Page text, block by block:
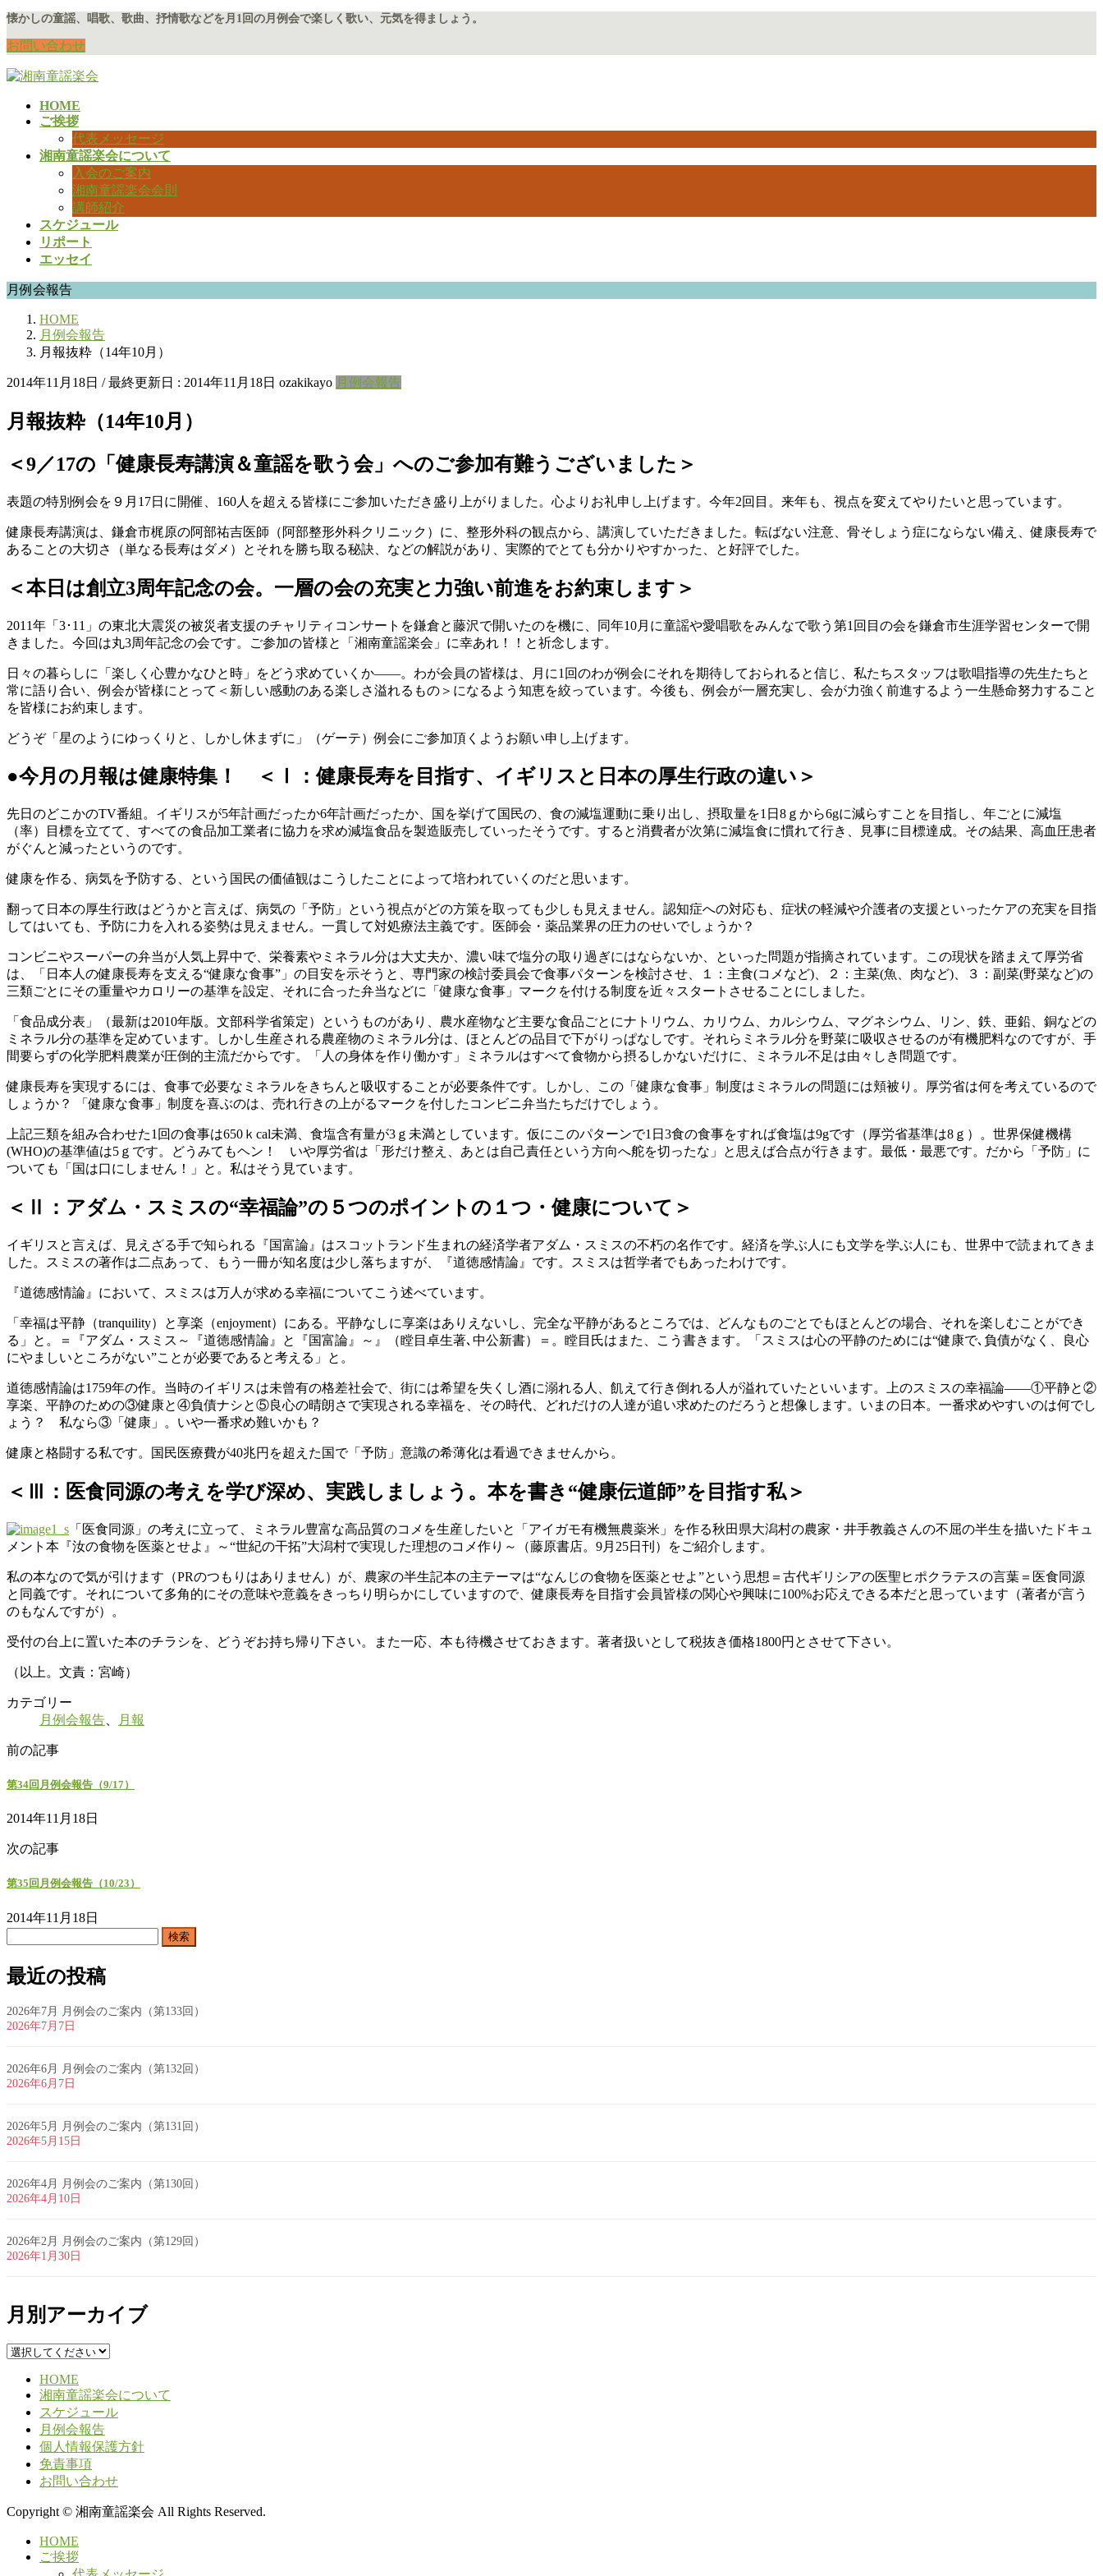
コ
ン
テ
ン
ナ
ビ
ゲ
ー
懐かしの童謡、唱歌、歌曲、抒情歌などを月1回の月例会で楽しく歌い、元気を得ましょう。
お問い合わせ
HOME
ご挨拶
代表メッセージ
湘南童謡楽会について
入会のご案内
湘南童謡楽会会則
講師紹介
スケジュール
リポート
エッセイ
月例会報告
HOME
月例会報告
月報抜粋（14年10月）
2014年11月18日 / 最終更新日 : 2014年11月18日 ozakikayo 月例会報告
月報抜粋（14年10月）
＜9／17の「健康長寿講演＆童謡を歌う会」へのご参加有難うございました＞
表題の特別例会を９月17日に開催、160人を超える皆様にご参加いただき盛り上がりました。心よりお礼申し上げます。今年2回目。来年も、視点を変えてやりたいと思っています。
健康長寿講演は、鎌倉市梶原の阿部祐吉医師（阿部整形外科クリニック）に、整形外科の観点から、講演していただきました。転ばない注意、骨そしょう症にならない備え、健康長寿で
あることの大切さ（単なる長寿はダメ）とそれを勝ち取る秘訣、などの解説があり、実際的でとても分かりやすかった、と好評でした。
＜本日は創立3周年記念の会。一層の会の充実と力強い前進をお約束します＞
2011年「3･11」の東北大震災の被災者支援のチャリティコンサートを鎌倉と藤沢で開いたのを機に、同年10月に童謡や愛唱歌をみんなで歌う第1回目の会を鎌倉市生涯学習センターで開
きました。今回は丸3周年記念の会です。ご参加の皆様と「湘南童謡楽会」に幸あれ！！と祈念します。
日々の暮らしに「楽しく心豊かなひと時」をどう求めていくか――。わが会員の皆様は、月に1回のわが例会にそれを期待しておられると信じ、私たちスタッフは歌唱指導の先生たちと
常に語り合い、例会が皆様にとって＜新しい感動のある楽しさ溢れるもの＞になるよう知恵を絞っています。今後も、例会が一層充実し、会が力強く前進するよう一生懸命努力すること
を皆様にお約束します。
どうぞ「星のようにゆっくりと、しかし休まずに」（ゲーテ）例会にご参加頂くようお願い申し上げます。
●今月の月報は健康特集！ ＜Ⅰ：健康長寿を目指す、イギリスと日本の厚生行政の違い＞
先日のどこかのTV番組。イギリスが5年計画だったか6年計画だったか、国を挙げて国民の、食の減塩運動に乗り出し、摂取量を1日8ｇから6gに減らすことを目指し、年ごとに減塩
（率）目標を立てて、すべての食品加工業者に協力を求め減塩食品を製造販売していったそうです。すると消費者が次第に減塩食に慣れて行き、見事に目標達成。その結果、高血圧患者
がぐんと減ったというのです。
健康を作る、病気を予防する、という国民の価値観はこうしたことによって培われていくのだと思います。
翻って日本の厚生行政はどうかと言えば、病気の「予防」という視点がどの方策を取っても少しも見えません。認知症への対応も、症状の軽減や介護者の支援といったケアの充実を目指
してはいても、予防に力を入れる姿勢は見えません。一貫して対処療法主義です。医師会・薬品業界の圧力のせいでしょうか？
コンビニやスーパーの弁当が人気上昇中で、栄養素やミネラル分は大丈夫か、濃い味で塩分の取り過ぎにはならないか、といった問題が指摘されています。この現状を踏まえて厚労省
は、「日本人の健康長寿を支える“健康な食事”」の目安を示そうと、専門家の検討委員会で食事パターンを検討させ、１：主食(コメなど)、２：主菜(魚、肉など)、３：副菜(野菜など)の
三類ごとにその重量やカロリーの基準を設定、それに合った弁当などに「健康な食事」マークを付ける制度を近々スタートさせることにしました。
「食品成分表」（最新は2010年版。文部科学省策定）というものがあり、農水産物など主要な食品ごとにナトリウム、カリウム、カルシウム、マグネシウム、リン、鉄、亜鉛、銅などの
ミネラル分の基準を定めています。しかし生産される農産物のミネラル分は、ほとんどの品目で下がりっぱなしです。それらミネラル分を野菜に吸収させるのが有機肥料なのですが、手
間要らずの化学肥料農業が圧倒的主流だからです。「人の身体を作り働かす」ミネラルはすべて食物から摂るしかないだけに、ミネラル不足は由々しき問題です。
健康長寿を実現するには、食事で必要なミネラルをきちんと吸収することが必要条件です。しかし、この「健康な食事」制度はミネラルの問題には頬被り。厚労省は何を考えているので
しょうか？ 「健康な食事」制度を喜ぶのは、売れ行きの上がるマークを付したコンビニ弁当たちだけでしょう。
上記三類を組み合わせた1回の食事は650ｋcal未満、食塩含有量が3ｇ未満としています。仮にこのパターンで1日3食の食事をすれば食塩は9gです（厚労省基準は8ｇ）。世界保健機構
(WHO)の基準値は5ｇです。どうみてもヘン！ いや厚労省は「形だけ整え、あとは自己責任という方向へ舵を切ったな」と思えば合点が行きます。最低・最悪です。だから「予防」に
ついても「国は口にしません！」と。私はそう見ています。
＜Ⅱ：アダム・スミスの“幸福論”の５つのポイントの１つ・健康について＞
イギリスと言えば、見えざる手で知られる『国富論』はスコットランド生まれの経済学者アダム・スミスの不朽の名作です。経済を学ぶ人にも文学を学ぶ人にも、世界中で読まれてきま
した。スミスの著作は二点あって、もう一冊が知名度は少し落ちますが、『道徳感情論』です。スミスは哲学者でもあったわけです。
『道徳感情論』において、スミスは万人が求める幸福についてこう述べています。
「幸福は平静（tranquility）と享楽（enjoyment）にある。平静なしに享楽はありえないし、完全な平静があるところでは、どんなものごとでもほとんどの場合、それを楽しむことができ
る」と。＝『アダム・スミス～『道徳感情論』と『国富論』～』（瞠目卓生著､中公新書）＝。瞠目氏はまた、こう書きます。「スミスは心の平静のためには“健康で､負債がなく、良心
にやましいところがない”ことが必要であると考える」と。
道徳感情論は1759年の作。当時のイギリスは未曾有の格差社会で、街には希望を失くし酒に溺れる人、飢えて行き倒れる人が溢れていたといいます。上のスミスの幸福論――①平静と②
享楽、平静のための③健康と④負債ナシと⑤良心の晴朗さで実現される幸福を、その時代、どれだけの人達が追い求めたのだろうと想像します。いまの日本。一番求めやすいのは何でし
ょう？ 私なら③「健康」。いや一番求め難いかも？
健康と格闘する私です。国民医療費が40兆円を超えた国で「予防」意識の希薄化は看過できませんから。
＜Ⅲ：医食同源の考えを学び深め、実践しましょう。本を書き“健康伝道師”を目指す私＞
「医食同源」の考えに立って、ミネラル豊富な高品質のコメを生産したいと「アイガモ有機無農薬米」を作る秋田県大潟村の農家・井手教義さんの不屈の半生を描いたドキュ
メント本『汝の食物を医薬とせよ』～“世紀の干拓”大潟村で実現した理想のコメ作り～（藤原書店。9月25日刊）をご紹介します。
私の本なので気が引けます（PRのつもりはありません）が、農家の半生記本の主テーマは“なんじの食物を医薬とせよ”という思想＝古代ギリシアの医聖ヒポクラテスの言葉＝医食同源
と同義です。それについて多角的にその意味や意義をきっちり明らかにしていますので、健康長寿を目指す会員皆様の関心や興味に100%お応えできる本だと思っています（著者が言う
のもなんですが）。
受付の台上に置いた本のチラシを、どうぞお持ち帰り下さい。また一応、本も待機させておきます。著者扱いとして税抜き価格1800円とさせて下さい。
（以上。文責：宮崎）
カテゴリー
月例会報告
月報
前の記事
第34回月例会報告（9/17）
2014年11月18日
次の記事
第35回月例会報告（10/23）
2014年11月18日
最近の投稿
2026年7月 月例会のご案内（第133回）
2026年7月7日
2026年6月 月例会のご案内（第132回）
2026年6月7日
2026年5月 月例会のご案内（第131回）
2026年5月15日
2026年4月 月例会のご案内（第130回）
2026年4月10日
2026年2月 月例会のご案内（第129回）
2026年1月30日
月別アーカイブ
HOME
湘南童謡楽会について
スケジュール
月例会報告
個人情報保護方針
免責事項
お問い合わせ
Copyright © 湘南童謡楽会 All Rights Reserved.
HOME
ご挨拶